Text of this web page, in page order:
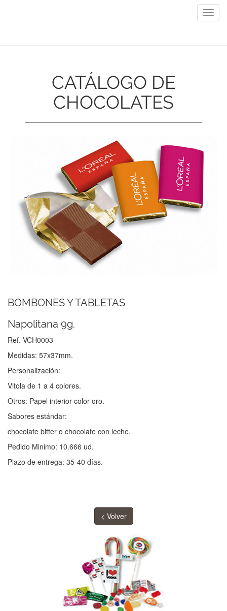
CATÁLOGO DE
CHOCOLATES
BOMBONES Y TABLETAS
Napolitana 9g.
Ref. VCH0003
Medidas: 57x37mm.
Personalización:
Vitola de 1 a 4 colores.
Otros: Papel interior color oro.
Sabores estándar:
chocolate bitter o chocolate con leche.
Pedido Minimo: 10.666 ud.
Plazo de entrega: 35-40 días.
Next
< Volver